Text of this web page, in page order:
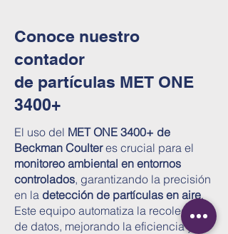
Conoce nuestro
contador
de partículas MET ONE
3400+
El uso del MET ONE 3400+ de
Beckman Coulteres crucial para el
monitoreo ambiental en entornos
controlados, garantizando la precisión
en la detección de partículas en aire.
Este equipo automatiza la recolección
de datos, mejorando la eficiencia y